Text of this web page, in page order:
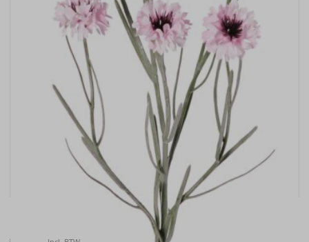
Kunstbloem Korenbloem (Centaurea cyanus) , 66cm